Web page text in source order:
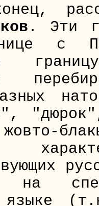
. Эти
с
на
языке